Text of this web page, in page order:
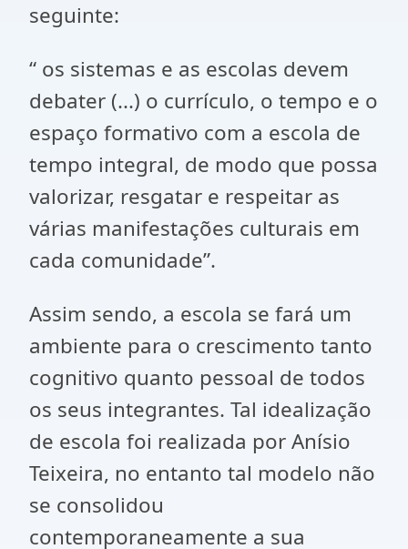
seguinte:
“ os sistemas e as escolas devem
debater (...) o currículo, o tempo e o
espaço formativo com a escola de
tempo integral, de modo que possa
valorizar, resgatar e respeitar as
várias manifestações culturais em
cada comunidade”.
Assim sendo, a escola se fará um
ambiente para o crescimento tanto
cognitivo quanto pessoal de todos
os seus integrantes. Tal idealização
de escola foi realizada por Anísio
Teixeira, no entanto tal modelo não
se consolidou
contemporaneamente a sua